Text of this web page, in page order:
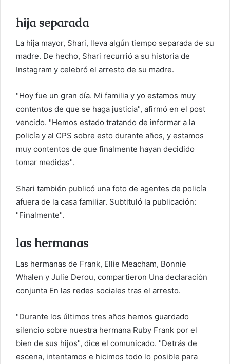
hija separada
La hija mayor, Shari, lleva algún tiempo separada de su
madre. De hecho, Shari recurrió a su historia de
Instagram y celebró el arresto de su madre.
"Hoy fue un gran día. Mi familia y yo estamos muy
contentos de que se haga justicia", afirmó en el post
vencido. "Hemos estado tratando de informar a la
policía y al CPS sobre esto durante años, y estamos
muy contentos de que finalmente hayan decidido
tomar medidas".
Shari también publicó una foto de agentes de policía
afuera de la casa familiar. Subtituló la publicación:
"Finalmente".
las hermanas
Las hermanas de Frank, Ellie Meacham, Bonnie
Whalen y Julie Derou, compartieron Una declaración
conjunta En las redes sociales tras el arresto.
"Durante los últimos tres años hemos guardado
silencio sobre nuestra hermana Ruby Frank por el
bien de sus hijos", dice el comunicado. "Detrás de
escena, intentamos e hicimos todo lo posible para